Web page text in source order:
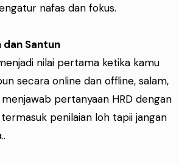
nafas dan fokus.
dan Santun
nilai pertama ketika kamu
secara online dan offline, salam,
pertanyaan HRD dengan
penilaian loh tapii jangan